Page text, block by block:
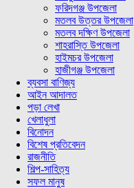
ফরিদগঞ্জ উপজেলা
মতলব উত্তর উপজেলা
মতলব দক্ষিণ উপজেলা
শাহরাস্তি উপজেলা
হাইমচর উপজেলা
হাজীগঞ্জ উপজেলা
ব্যবসা বাণিজ্য
আইন আদালত
পড়া লেখা
খেলাধুলা
বিনোদন
বিশেষ প্রতিবেদন
রাজনীতি
শিল্প-সাহিত্য
সফল মানুষ